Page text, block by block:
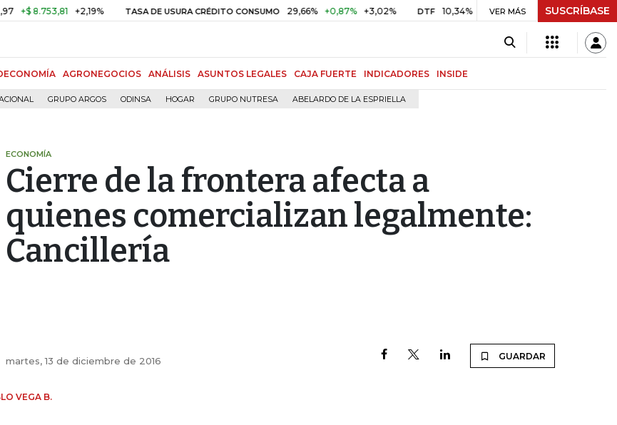
8.753,81 +2,19% TASA DE USURA CRÉDITO CONSUMO 29,66% +0,87% +3,02% DTF 10,34% +0,10% +0,98% UVR $ 416,96
VER MÁS SUSCRÍBASE
AGRONEGOCIOS ANÁLISIS ASUNTOS LEGALES CAJA FUERTE INDICADORES INSIDE
GRUPO ARGOS ODINSA HOGAR GRUPO NUTRESA ABELARDO DE LA ESPRIELLA
ECONOMÍA
Cierre de la frontera afecta a
quienes comercializan legalmente:
Cancillería
martes, 13 de diciembre de 2016 GUARDAR
VEGA B.